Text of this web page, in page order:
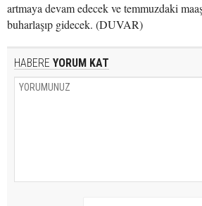
artmaya devam edecek ve temmuzdaki
buharlaşıp gidecek. (DUVAR)
HABERE YORUM KAT